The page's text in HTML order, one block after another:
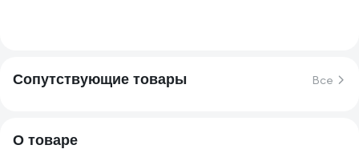
Сопутствующие товары Все
О товаре